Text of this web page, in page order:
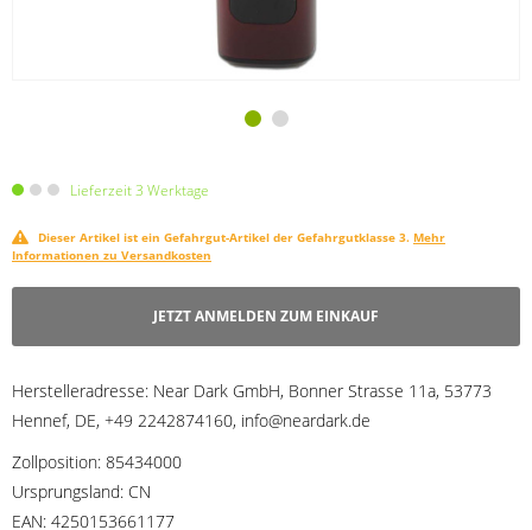
Lieferzeit 3 Werktage
Dieser Artikel ist ein Gefahrgut-Artikel der Gefahrgutklasse 3. Mehr
Informationen zu Versandkosten
JETZT ANMELDEN ZUM EINKAUF
Herstelleradresse: Near Dark GmbH, Bonner Strasse 11a, 53773
Hennef, DE, +49 2242874160, info@neardark.de
Zollposition: 85434000
Ursprungsland: CN
EAN: 4250153661177